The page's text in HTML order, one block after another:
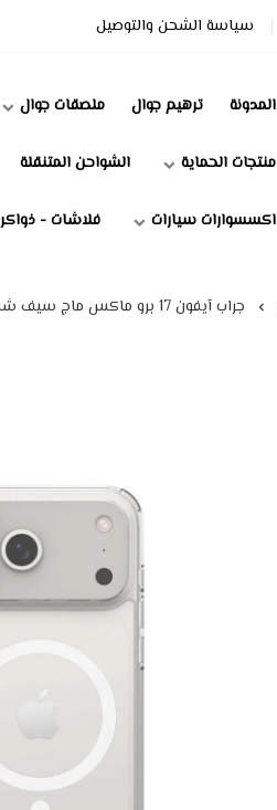
سياسة الشحن والتوصيل
المدونة ترهيم جوال ملصقات جوال
منتجات الحماية الشواحن المتنقلة
اكسسوارات سيارات فلاشات - ذواكر
جراب آيفون 17 برو ماكس ماج سيف شفاف